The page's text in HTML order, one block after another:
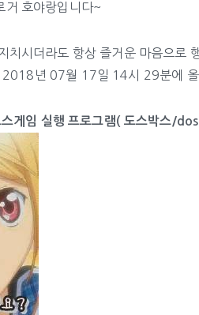
거 호야랑입니다~
치시더라도 항상 즐거운 마음으로
2018년 07월 17일 14시 29분에
게임 실행 프로그램( 도스박스/